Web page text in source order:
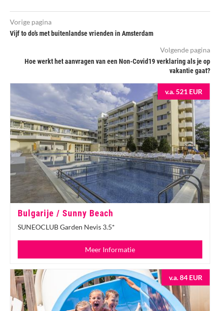
Vorige pagina
Vijf to do’s met buitenlandse vrienden in Amsterdam
Volgende pagina
Hoe werkt het aanvragen van een Non-Covid19 verklaring als je op
vakantie gaat?
v.a. 521 EUR
Bulgarije / Sunny Beach
SUNEOCLUB Garden Nevis 3.5*
Meer Informatie
v.a. 84 EUR